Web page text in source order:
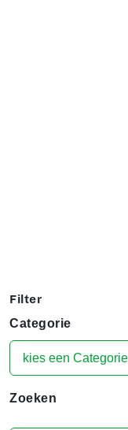
Filter
Categorie
Zoeken